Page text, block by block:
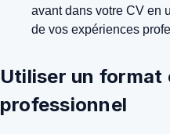
avant dans votre CV en
de vos expériences
Utiliser un format
professionnel